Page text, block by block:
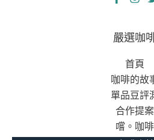
嚴選咖
首頁
咖啡的故
單品豆評
合作提案
嚐。咖啡